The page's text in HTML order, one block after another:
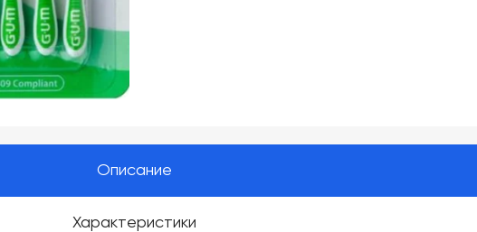
Описание
Характеристики